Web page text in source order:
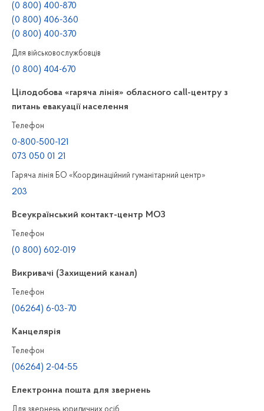
(0 800) 400-870
(0 800) 406-360
(0 800) 400-370
Для військовослужбовців
(0 800) 404-670
Цілодобова «гаряча лінія» обласного call-центру з
питань евакуації населення
Телефон
0-800-500-121
073 050 01 21
Гаряча лінія БО «Координаційний гуманітарний центр»
203
Всеукраїнський контакт-центр МОЗ
Телефон
(0 800) 602-019
Викривачі (Захищений канал)
Телефон
(06264) 6-03-70
Канцелярiя
Телефон
(06264) 2-04-55
Електронна пошта для звернень